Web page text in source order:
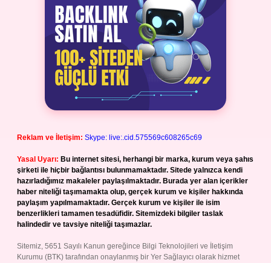
Reklam ve İletişim: Skype: live:.cid.575569c608265c69
Yasal Uyarı: Bu internet sitesi, herhangi bir marka, kurum veya şahıs
şirketi ile hiçbir bağlantısı bulunmamaktadır. Sitede yalnızca kendi
hazırladığımız makaleler paylaşılmaktadır. Burada yer alan içerikler
haber niteliği taşımamakta olup, gerçek kurum ve kişiler hakkında
paylaşım yapılmamaktadır. Gerçek kurum ve kişiler ile isim
benzerlikleri tamamen tesadüfidir. Sitemizdeki bilgiler taslak
halindedir ve tavsiye niteliği taşımazlar.
Sitemiz, 5651 Sayılı Kanun gereğince Bilgi Teknolojileri ve İletişim
Kurumu (BTK) tarafından onaylanmış bir Yer Sağlayıcı olarak hizmet